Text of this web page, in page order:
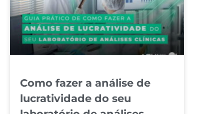
Como fazer a análise de
lucratividade do seu